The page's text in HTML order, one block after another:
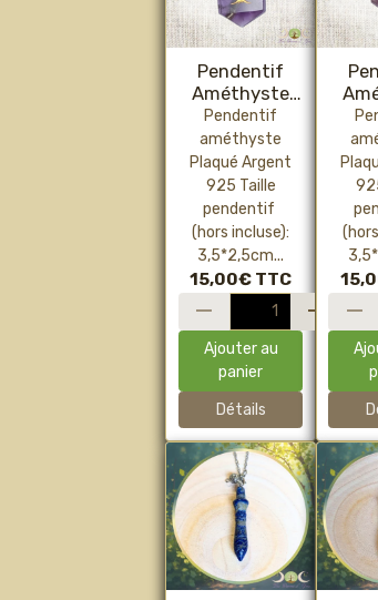
Pendentif
Améthyste
"Arbre de Vie"
Pendentif
améthyste
Plaqué Argent
925 Taille
pendentif
(hors incluse):
3,5*2,5cm...
15,00€ TTC
Ajouter au
panier
Détails